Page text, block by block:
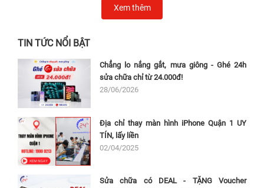
Xem thêm
TIN TỨC NỔI BẬT
Chẳng lo nắng gắt, mưa giông - Ghé 24h
sửa chữa chỉ từ 24.000đ!
28/06/2026
Địa chỉ thay màn hình iPhone Quận 1 UY
TÍN, lấy liền
02/04/2025
Sửa chữa có DEAL - TẶNG Voucher